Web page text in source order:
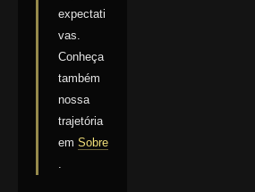
expectati
vas.
Conheça
também
nossa
trajetória
em Sobre